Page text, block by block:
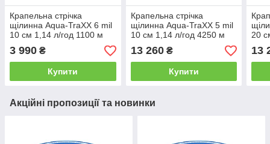
Крапельна стрічка
щілинна Aqua-TraXX 6 mil
10 см 1,14 л/год 1100 м
3 990 ₴
Купити
Крапельна стрічка
щілинна Aqua-TraXX 5 mil
10 см 1,14 л/год 4250 м
13 260₴
Купити
20
13
Акційні пропозиції та новинки